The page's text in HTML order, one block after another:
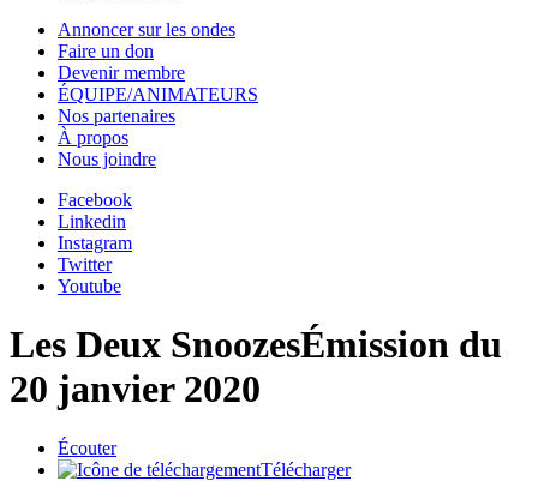
Annoncer sur les ondes
Faire un don
Devenir membre
ÉQUIPE/ANIMATEURS
Nos partenaires
À propos
Nous joindre
Facebook
Linkedin
Instagram
Twitter
Youtube
Les Deux SnoozesÉmission du
20 janvier 2020
Écouter
Télécharger